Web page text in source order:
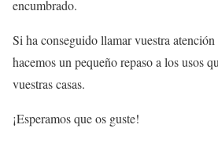
encumbrado.
Si ha conseguido llamar vuestra
hacemos un pequeño repaso a los usos
vuestras casas.
¡Esperamos que os guste!